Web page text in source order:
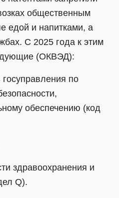
общественным
едой и напитками, а
С 2025 года к этим
(ОКВЭД):
госуправления по
обеспечению (код
здравоохранения и
Q).